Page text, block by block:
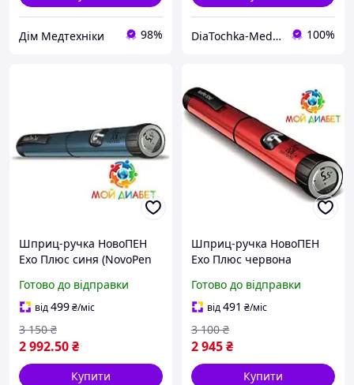
Дім Медтехніки 98% DiaTochka-Medical online-shop 100%
Шприц-ручка НовоПЕН
Ехо Плюс синя (NovoPen
пам'яті та NFC
Готово до відправки
від499₴/міс
2 992.50₴
3 150 ₴
Купити
Шприц-ручка НовоПЕН
Ехо Плюс червона
зберіганням пам'яті та
NFC
Готово до відправки
від491 ₴/міс
2 945₴
3 100 ₴
Купити